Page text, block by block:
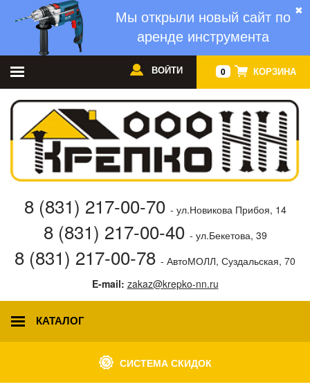
✖
Мы открыли новый сайт по
аренде инструмента
0 КОРЗИНА
ВОЙТИ
8 (831) 217-00-70 - ул.Новикова Прибоя, 14
8 (831) 217-00-40 - ул.Бекетова, 39
8 (831) 217-00-78 - АвтоМОЛЛ, Суздальская, 70
E-mail: zakaz@krepko-nn.ru
КАТАЛОГ
СИСТЕМА СКИДОК